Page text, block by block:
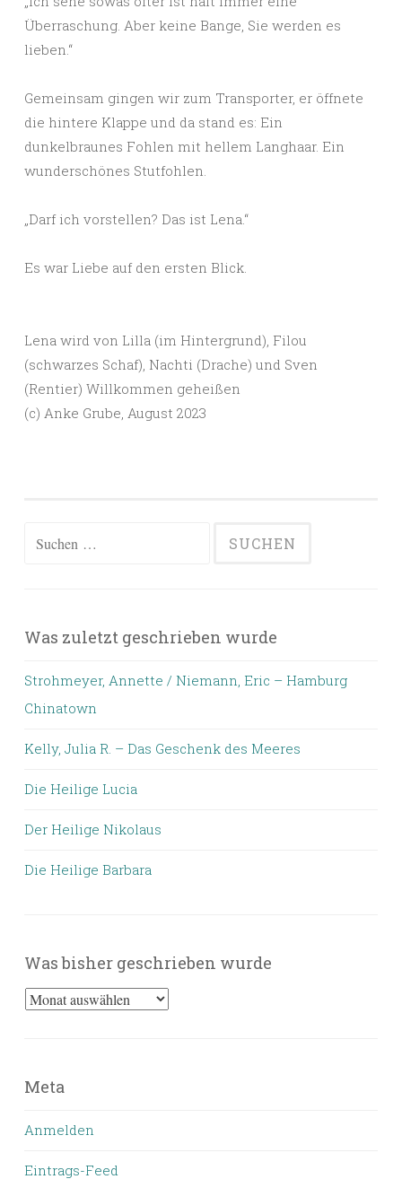
Überraschung. Aber keine Bange, Sie werden es
lieben.“
Gemeinsam gingen wir zum Transporter, er öffnete
die hintere Klappe und da stand es: Ein
dunkelbraunes Fohlen mit hellem Langhaar. Ein
wunderschönes Stutfohlen.
„Darf ich vorstellen? Das ist Lena.“
Es war Liebe auf den ersten Blick.
Lena wird von Lilla (im Hintergrund), Filou
(schwarzes Schaf), Nachti (Drache) und Sven
(Rentier) Willkommen geheißen
(c) Anke Grube, August 2023
Suchen
Was zuletzt geschrieben wurde
Strohmeyer, Annette / Niemann, Eric – Hamburg
Chinatown
Kelly, Julia R. – Das Geschenk des Meeres
Die Heilige Lucia
Der Heilige Nikolaus
Die Heilige Barbara
Was bisher geschrieben wurde
Was
wurde
Meta
Anmelden
Eintrags-Feed